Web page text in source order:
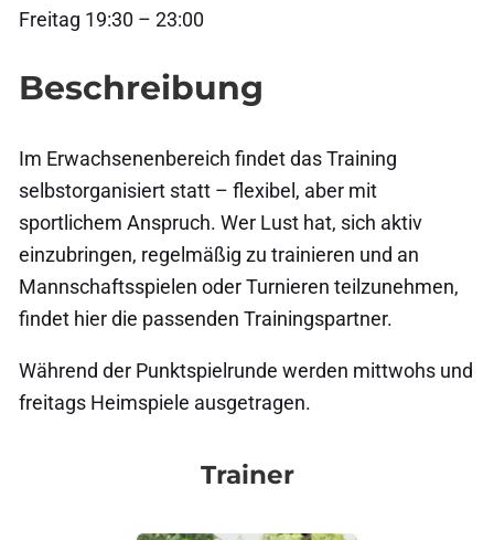
Freitag 19:30 – 23:00
Beschreibung
Im Erwachsenenbereich findet das Training
selbstorganisiert statt – flexibel, aber mit
sportlichem Anspruch. Wer Lust hat, sich aktiv
einzubringen, regelmäßig zu trainieren und an
Mannschaftsspielen oder Turnieren teilzunehmen,
findet hier die passenden Trainingspartner.
Während der Punktspielrunde werden mittwohs und
freitags Heimspiele ausgetragen.
Trainer